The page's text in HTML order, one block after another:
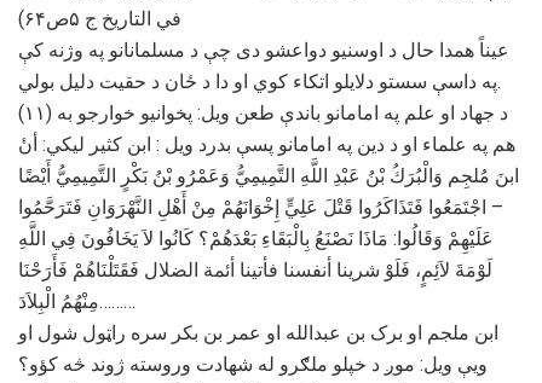
في التاریخ ج ۵ص۶۴)
عیناً همدا حال د اوسنیو دواعشو دی چې د مسلمانانو په وژنه کې
په داسې سستو دلایلو اتکاء کوي او دا د ځان د حقیت دلیل بولي.
(۱۱) د جهاد او علم په امامانو باندې طعن ویل: پخوانیو خوارجو به
هم په علماء او د دین په امامانو پسې بدرد ویل : ابن کثیر لیکي: أنٔ
ابنَ مُلجِم ﻭَاﻟْﺒُﺮَﻙُ ﺑْﻦُ ﻋَﺒْﺪِ اﻟﻠَّﻪِ اﻟﺘَّﻤِﻴﻤِﻲُّ ﻭَﻋَﻤْﺮُﻭ ﺑْﻦُ ﺑَﻜْﺮٍ اﻟﺘَّﻤِﻴﻤِﻲُّ ﺃَﻳْﻀًﺎ
– اﺟْﺘَﻤَﻌُﻮا ﻓَﺘَﺬَاﻛَﺮُﻭا ﻗَﺘْﻞَ ﻋَﻠِﻲٍّ ﺇِﺧْﻮَاﻧَﻬُﻢْ ﻣِﻦْ ﺃَﻫْﻞِ اﻟﻨَّﻬْﺮَﻭَاﻥِ ﻓَﺘَﺮَﺣَّﻤُﻮا
ﻋَﻠَﻴْﻬِﻢْ ﻭَﻗَﺎﻟُﻮا: ﻣَﺎﺫَا ﻧَﺼْﻨَﻊُ ﺑِﺎﻟْﺒَﻘَﺎءِ ﺑَﻌْﺪَﻫُﻢْ؟ ﻛَﺎﻧُﻮا ﻻَ ﻳَﺨَﺎﻓُﻮﻥَ ﻓِﻲ اﻟﻠَّﻪِ
ﻟَﻮْﻣَﺔَ ﻻَﺋِﻢٍ، ﻓَﻠَﻮْ ﺷﺮﻳﻨﺎ ﺃﻧﻔﺴﻨﺎ ﻓﺄﺗﻴﻨﺎ ﺃﺋﻤﺔ اﻟﻀﻼﻝ ﻓَﻘَﺘَﻠْﻨَﺎﻫُﻢْ ﻓَﺄَﺭَﺣْﻨَﺎ
ﻣِﻨْﻬُﻢُ اﻟْﺒِﻼَدَ………
ابن ملجم او برک بن عبدالله او عمر بن بکر سره راټول شول او
ويې ویل: موږ د خپلو ملګرو له شهادت وروسته ژوند څه کؤو؟